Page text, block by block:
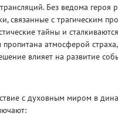
Без ведома героя
связанные с трагическим
тайны и
атмосферой страха,
влияет на развитие
с духовным миром в
3/ 5.0 65 ГБ